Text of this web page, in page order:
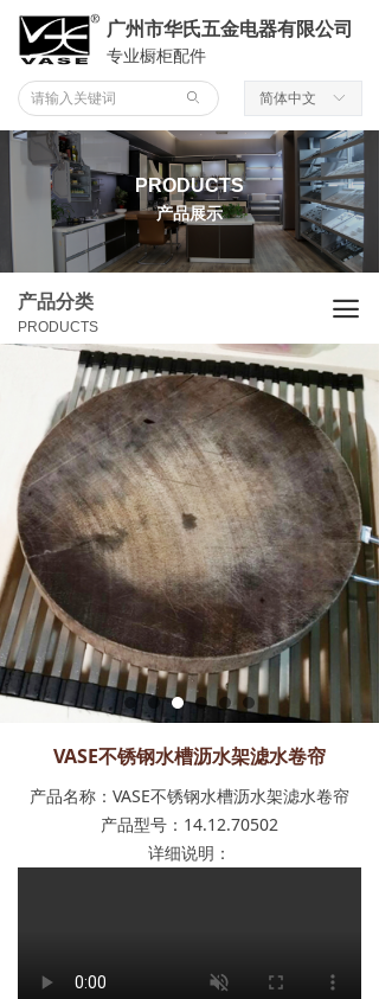
ꄙ
广州市华氏五金电器有限公司
专业橱柜配件
ꀅ
简体中文
VASE不锈钢水槽沥水架滤水卷帘
产品名称：VASE不锈钢水槽沥水架滤水卷帘
产品型号：14.12.70502
详细说明：
PRODUCTS
产品展示
产品分类
PRODUCTS
끀